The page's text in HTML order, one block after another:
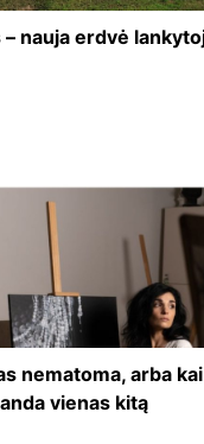
nauja erdvė
nematoma, arba
vienas kitą